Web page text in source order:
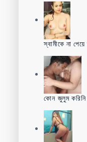
স্বামীকে না
কোন জুলুম